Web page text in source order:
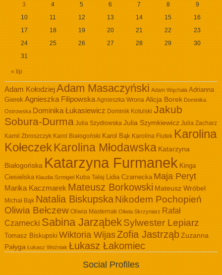
« lip
3
4 5 6 7 8
9
10
11 12 13 14 15
16
17
18 19 20 21 22
23
24
25 26 27 28 29
30
31
Adam KołodziejAdam Masaczyński Adam Wąchała Adrianna
Gierek Agnieszka Filipowska Agnieszka Wrona Alicja Borek Dominika
Ostrowska Dominika Łukasiewicz Dominik Kotulski Jakub
Sobura-Durma Julia Szydłowska Julia Szymkiewicz Julia Zacharz
Kamil Zbroszczyk Karol Białogoński Karol Bąk Karolina Fiutek Karolina
KołeczekKarolina Młodawska Katarzyna
Białogońska Katarzyna Furmanek Kinga
Ciesielska Klaudia Szmigiel Kuba Tałaj Lidia Czarnecka Maja Peryt
Marika Kaczmarek Mateusz Borkowski Mateusz Wróbel
Michał Bąk Natalia BiskupskaNikodem Pochopień
Oliwia Bełczew Oliwia Masternak Oliwia Skrzyniarz Rafał
Czarnecki Sabina JarząbekSylwester Lepiarz
Tomasz Biskupski Wiktoria WijasZofia JastrząbZuzanna
Pałyga Łukasz Woźniak Łukasz Łakomiec
Social Profiles